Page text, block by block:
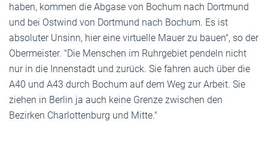
haben, kommen die Abgase von Bochum nach Dortmund
und bei Ostwind von Dortmund nach Bochum. Es ist
absoluter Unsinn, hier eine virtuelle Mauer zu bauen", so der
Obermeister. "Die Menschen im Ruhrgebiet pendeln nicht
nur in die Innenstadt und zurück. Sie fahren auch über die
A40 und A43 durch Bochum auf dem Weg zur Arbeit. Sie
ziehen in Berlin ja auch keine Grenze zwischen den
Bezirken Charlottenburg und Mitte."